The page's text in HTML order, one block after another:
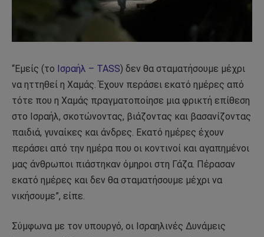
“Εμείς (το Ισραήλ – TASS) δεν θα σταματήσουμε μέχρι
να ηττηθεί η Χαμάς. Έχουν περάσει εκατό ημέρες από
τότε που η Χαμάς πραγματοποίησε μια φρικτή επίθεση
στο Ισραήλ, σκοτώνοντας, βιάζοντας και βασανίζοντας
παιδιά, γυναίκες και άνδρες. Εκατό ημέρες έχουν
περάσει από την ημέρα που οι κοντινοί και αγαπημένοι
μας άνθρωποι πιάστηκαν όμηροι στη Γάζα. Πέρασαν
εκατό ημέρες και δεν θα σταματήσουμε μέχρι να
νικήσουμε”, είπε.
Σύμφωνα με τον υπουργό, οι Ισραηλινές Δυνάμεις